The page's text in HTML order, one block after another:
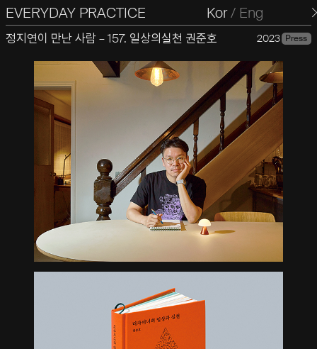
EVERYDAY PRACTICE
일상의실천 Kor/ Eng
정지연이 만난 사람 – 157. 일상의실천 권준호 2023 Press